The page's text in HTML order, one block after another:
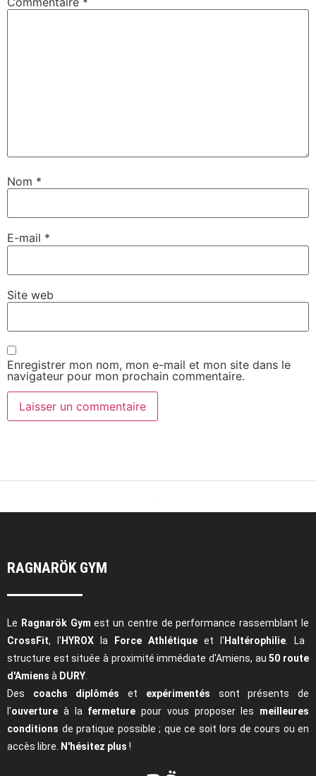
Nom *
E-mail *
Site web
Enregistrer mon nom, mon e-mail et mon site dans le
navigateur pour mon prochain commentaire.
RAGNARÖK GYM
Le Ragnarök Gym est un centre de performance rassemblant le
CrossFit, l' HYROX la Force Athlétique et l' Haltérophilie. La
structure est située à proximité immédiate d'Amiens, au50 route
d'Amiens à DURY.
Des coachs diplômés et expérimentés sont présents de
l'ouverture à lafermeture pour vous proposer les meilleures
conditions de pratique possible ; que ce soit lors de cours ou en
accès libre. N'hésitez plus !